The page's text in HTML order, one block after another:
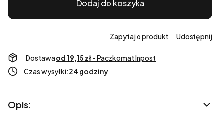
Dodaj do koszyka
Zapytaj o produkt Udostępnij
Dostawa od 19,15 zł- Paczkomat Inpost
Czas wysyłki:24 godziny
Opis: